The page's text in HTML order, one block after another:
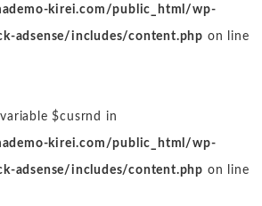
kirei.com/public_html/wp-
adsense/includes/content.php on line
$cusrnd in
kirei.com/public_html/wp-
adsense/includes/content.php on line